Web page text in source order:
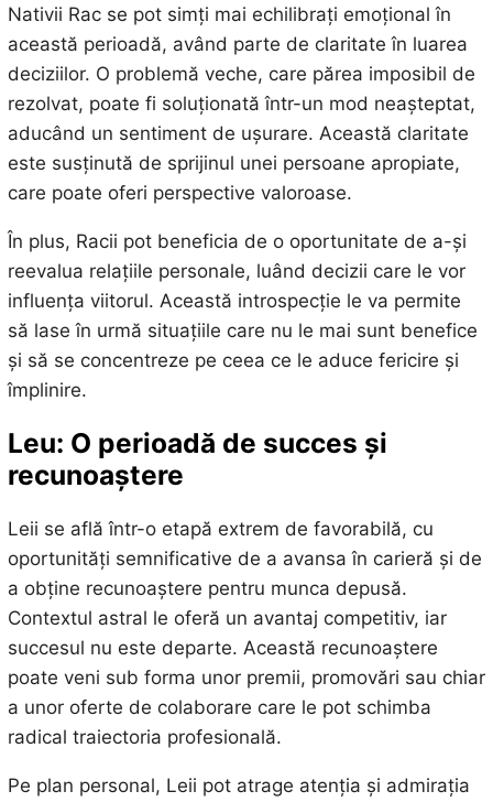
Nativii Rac se pot simți mai echilibrați emoțional în
această perioadă, având parte de claritate în luarea
deciziilor. O problemă veche, care părea imposibil de
rezolvat, poate fi soluționată într-un mod neașteptat,
aducând un sentiment de ușurare. Această claritate
este susținută de sprijinul unei persoane apropiate,
care poate oferi perspective valoroase.
În plus, Racii pot beneficia de o oportunitate de a-și
reevalua relațiile personale, luând decizii care le vor
influența viitorul. Această introspecție le va permite
să lase în urmă situațiile care nu le mai sunt benefice
și să se concentreze pe ceea ce le aduce fericire și
împlinire.
Leu: O perioadă de succes și
recunoaștere
Leii se află într-o etapă extrem de favorabilă, cu
oportunități semnificative de a avansa în carieră și de
a obține recunoaștere pentru munca depusă.
Contextul astral le oferă un avantaj competitiv, iar
succesul nu este departe. Această recunoaștere
poate veni sub forma unor premii, promovări sau chiar
a unor oferte de colaborare care le pot schimba
radical traiectoria profesională.
Pe plan personal, Leii pot atrage atenția și admirația